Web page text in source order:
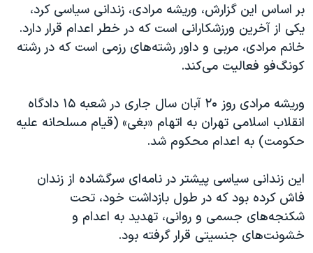
اعتراضات مردمی آبان ۹۸
اسرائیل در جنگ
نرگس محمدی برنده جایزه نوبل صلح
صفحه‌های ویژه
سفر پرزیدنت ترامپ به چین
بر اساس این گزارش، وریشه مرادی، زندانی سیاسی کرد،
یکی از آخرین ورزشکارانی است که در خطر اعدام قرار دارد.
خانم مرادی، مربی و داور رشته‌های رزمی است که در رشته
کونگ‌فو فعالیت می‌کند.
وریشه مرادی روز ۲۰ آبان سال جاری در شعبه ۱۵ دادگاه
انقلاب اسلامی تهران به اتهام «بغی» (قیام مسلحانه علیه
حکومت) به اعدام محکوم شد.
این زندانی سیاسی پیشتر در نامه‌ای سرگشاده از زندان
فاش کرده بود که در طول بازداشت خود، تحت
شکنجه‌های جسمی و روانی، تهدید به اعدام و
خشونت‌های جنسیتی قرار گرفته بود.